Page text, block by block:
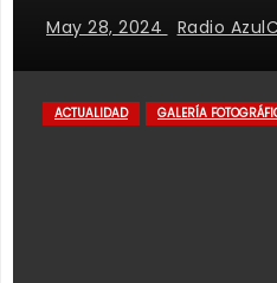
May 28, 2024 Radio
ACTUALIDAD GALERÍA